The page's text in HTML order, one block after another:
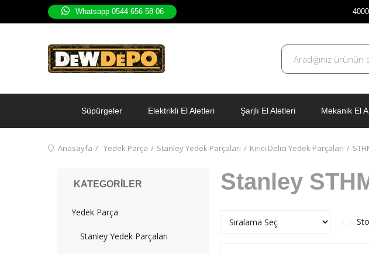
Whatsapp 0544 656 58 06
Süpürgeler Elektrikli El Aletleri Şarjlı El Aletleri Mekanik El
Anasayfa Yedek Parça Stanley Yedek Parçaları Kırıcı Delici Yedek Parçaları
KATEGORILER
Yedek Parça
Stanley Yedek Parçaları
Stanley